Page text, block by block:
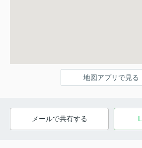
地図アプリで見る
メールで共有する